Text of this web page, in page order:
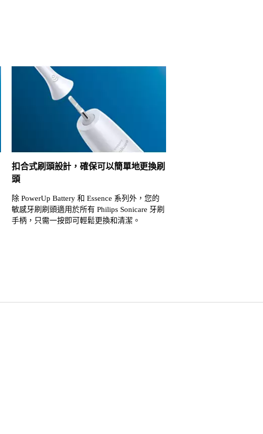
扣合式刷頭設計，確保可以簡單地更換刷
頭
除 PowerUp Battery 和 Essence 系列外，您的
敏感牙刷刷頭適用於所有 Philips Sonicare 牙刷
手柄，只需一按即可輕鬆更換和清潔。